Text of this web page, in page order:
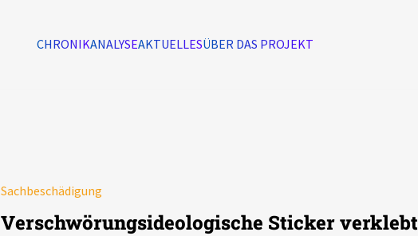
CHRONIKANALYSEAKTUELLESÜBER DAS PROJEKT
Sachbeschädigung
Verschwörungsideologische Sticker verklebt